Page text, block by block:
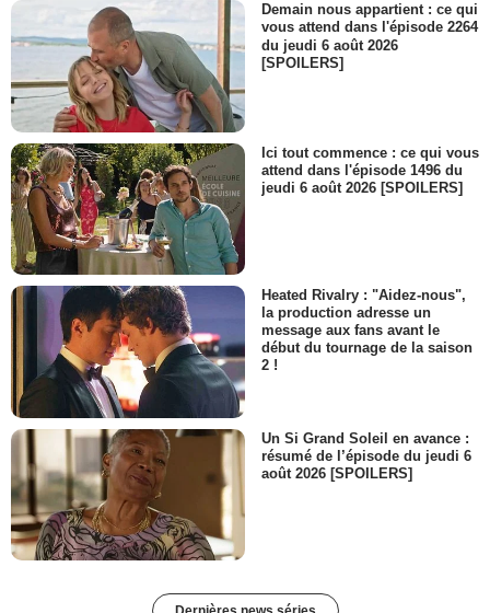
Demain nous appartient : ce qui
vous attend dans l'épisode 2264
du jeudi 6 août 2026
[SPOILERS]
Ici tout commence : ce qui vous
attend dans l'épisode 1496 du
jeudi 6 août 2026 [SPOILERS]
Heated Rivalry : "Aidez-nous",
la production adresse un
message aux fans avant le
début du tournage de la saison
2 !
Un Si Grand Soleil en avance :
résumé de l’épisode du jeudi 6
août 2026 [SPOILERS]